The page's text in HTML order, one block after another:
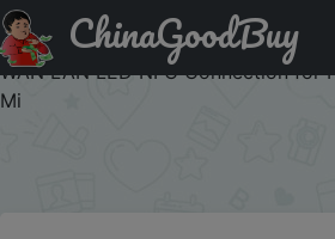
Код на знижку 24AE03 2023 NEW
AX3000T Router 2.4GHz 5GHz
WAN LAN LED NFC Connection for
Mi
ChinaGoodBuy